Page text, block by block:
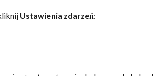
Ustawienia zdarzeń: